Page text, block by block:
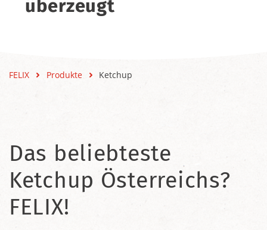
überzeugt
FELIX Produkte Ketchup
Das beliebteste
Ketchup Österreichs?
FELIX!